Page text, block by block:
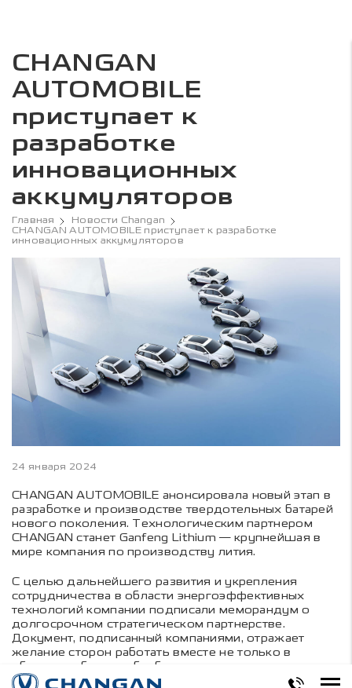
CHANGAN
AUTOMOBILE
приступает к
разработке
инновационных
аккумуляторов
Главная
Новости Changan
CHANGAN AUTOMOBILE приступает к разработке
инновационных аккумуляторов
24 января 2024
CHANGAN AUTOMOBILE анонсировала новый этап в
разработке и производстве твердотельных батарей
нового поколения. Технологическим партнером
CHANGAN станет Ganfeng Lithium — крупнейшая в
мире компания по производству лития.
С целью дальнейшего развития и укрепления
сотрудничества в области энергоэффективных
технологий компании подписали меморандум о
долгосрочном стратегическом партнерстве.
Документ, подписанный компаниями, отражает
желание сторон работать вместе не только в
области добычи и обработки лития, но и в
разработке инновационных материалов для